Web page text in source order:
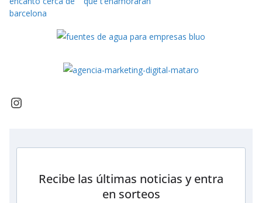
Recibe las últimas noticias y entra
en sorteos